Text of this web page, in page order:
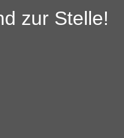
zur Stelle!